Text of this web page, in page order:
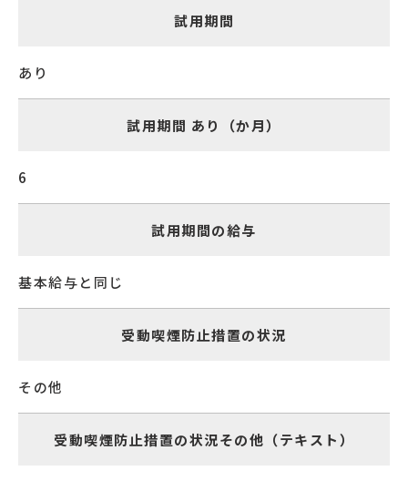
試用期間
あり
試用期間 あり（か月）
6
試用期間の給与
基本給与と同じ
受動喫煙防止措置の状況
その他
受動喫煙防止措置の状況その他（テキスト）